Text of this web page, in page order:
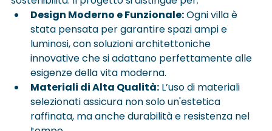
Design Moderno e Funzionale: Ogni villa è
stata pensata per garantire spazi ampi e
luminosi, con soluzioni architettoniche
innovative che si adattano perfettamente alle
esigenze della vita moderna.
Materiali di Alta Qualità: L’uso di materiali
selezionati assicura non solo un'estetica
raffinata, ma anche durabilità e resistenza nel